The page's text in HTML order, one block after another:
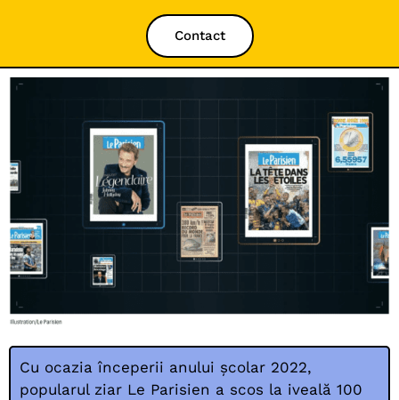
Contact
Cu ocazia începerii anului școlar 2022,
popularul ziar Le Parisien a scos la iveală 100